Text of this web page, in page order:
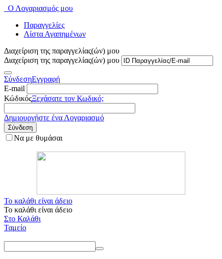
Ο Λογαριασμός μου
Παραγγελίες
Λίστα Αγαπημένων
Διαχείριση της παραγγελίας(ών) μου
Διαχείριση της παραγγελίας(ών) μου
ΣύνδεσηΕγγραφή
E-mail
ΚώδικόςΞεχάσατε τον Κωδικό;
Δημιουργήστε ένα Λογαριασμό
Σύνδεση
Να με θυμάσαι
Το καλάθι είναι άδειο
Το καλάθι είναι άδειο
Στο Καλάθι
Ταμείο